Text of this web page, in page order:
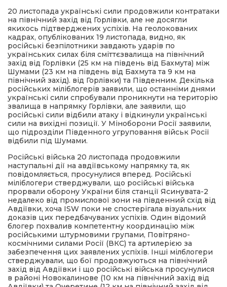
20 листопада українські сили продовжили контратаки
на північний захід від Горлівки, але не досягли
якихось підтверджених успіхів. На геолокованих
кадрах, опублікованих 19 листопада, видно, як
російські безпілотники завдають ударів по
українських силах біля сміттєзвалища на північний
захід від Горлівки (25 км на південь від Бахмута) між
Шумами (23 км на південь від Бахмута та 9 км на
північний захід). від Горлівки) та Південним. Декілька
російських міліблогерів заявили, що останніми днями
українські сили спробували проникнути на територію
звалища в напрямку Горлівки, але заявили, що
російські сили відбили атаку і відкинули українські
сили на вихідні позиції. У Міноборони Росії заявили,
що підрозділи Південного угруповання військ Росії
відбили під Шумами.
Російські війська 20 листопада продовжили
наступальні дії на авдіївському напрямку та, як
повідомляється, просунулися вперед. Російські
міліблогери стверджували, що російські війська
прорвали оборону України біля станції Ясинувата-2
недалеко від промислової зони на південний схід від
Авдіївки, хоча ISW поки не спостерігала візуальних
доказів цих передбачуваних успіхів. Один відомий
блогер похвалив компетентну координацію між
російськими штурмовими групами, Повітряно-
космічними силами Росії (ВКС) та артилерією за
забезпечення цих заявлених успіхів. Інші мілблогери
стверджували, що бої продовжуються на північний
захід від Авдіївки і що російські війська просунулися
в районі Новокалинове (10 км на північний захід від